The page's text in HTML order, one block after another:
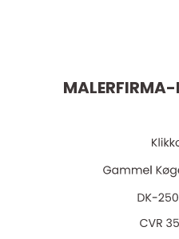
MALERFIRMA-